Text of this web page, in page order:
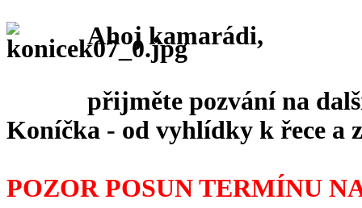
Ahoj kamarádi,
přijměte pozvání na
Koníčka - od vyhlídky k řece a
POZOR POSUN TERMÍNU